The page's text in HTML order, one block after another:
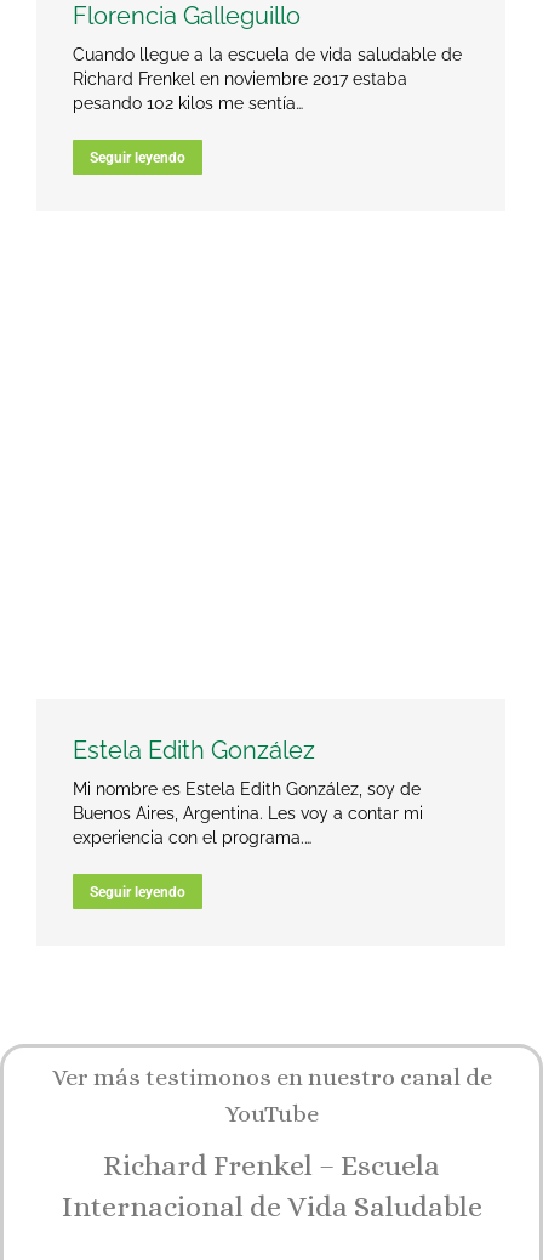
Florencia Galleguillo
Cuando llegue a la escuela de vida saludable de
Richard Frenkel en noviembre 2017 estaba
pesando 102 kilos me sentía…
Seguir leyendo
Estela Edith González
Mi nombre es Estela Edith González, soy de
Buenos Aires, Argentina. Les voy a contar mi
experiencia con el programa.…
Seguir leyendo
Ver más testimonos en nuestro canal de
YouTube
Richard Frenkel – Escuela
Internacional de Vida Saludable